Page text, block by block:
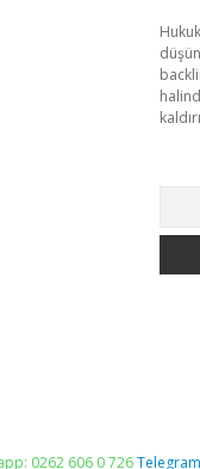
0262 606 0 726